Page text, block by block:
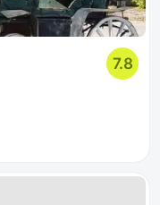
7.8